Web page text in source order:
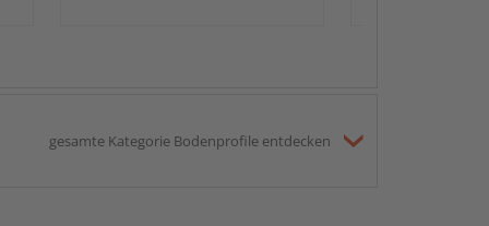
gesamte Kategorie Bodenprofile entdecken